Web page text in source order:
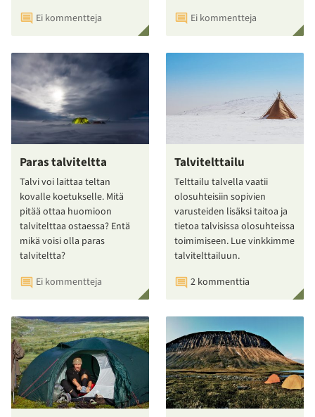
Ei kommentteja
Ei kommentteja
Paras talviteltta
Talvi voi laittaa teltan
kovalle koetukselle. Mitä
pitää ottaa huomioon
talvitelttaa ostaessa? Entä
mikä voisi olla paras
talviteltta?
Ei kommentteja
Talvitelttailu
Telttailu talvella vaatii
olosuhteisiin sopivien
varusteiden lisäksi taitoa ja
tietoa talvisissa olosuhteissa
toimimiseen. Lue vinkkimme
talvitelttailuun.
2 kommenttia